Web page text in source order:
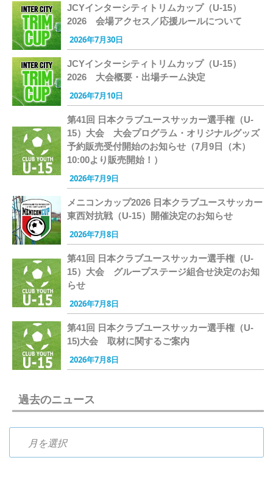
JCYインターシティトリムカップ（U-15）
2026 会場アクセス／応援ルールについて
2026年7月30日
JCYインターシティトリムカップ（U-15）
2026 大会概要・出場チーム決定
2026年7月10日
第41回 日本クラブユースサッカー選手権（U-
15）大会 大会プログラム・オリジナルグッズ
予約販売受付開始のお知らせ（7月9日（木）
10:00より販売開始！）
2026年7月9日
メニコンカップ2026 日本クラブユースサッカー
東西対抗戦（U-15）開催決定のお知らせ
2026年7月8日
第41回 日本クラブユースサッカー選手権（U-
15）大会 グループステージ組合せ決定のお知
らせ
2026年7月8日
第41回 日本クラブユースサッカー選手権（U-
15)大会 取材に関するご案内
2026年7月8日
過去のニュース